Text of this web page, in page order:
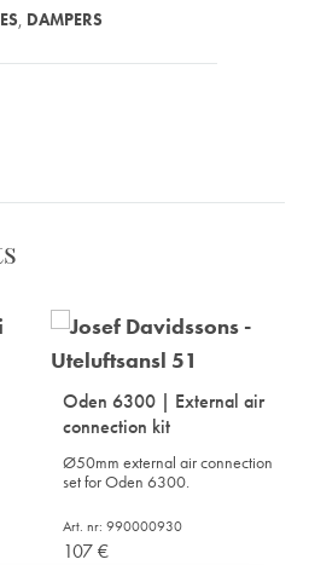
, DAMPERS
Oden 6300 | External air
connection kit
Ø50mm external air connection
set for Oden 6300.
Art. nr: 990000930
107€